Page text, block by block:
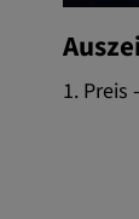
1. Preis